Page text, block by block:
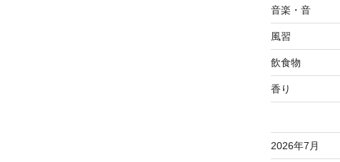
音楽・音
風習
飲食物
香り
2026年7月